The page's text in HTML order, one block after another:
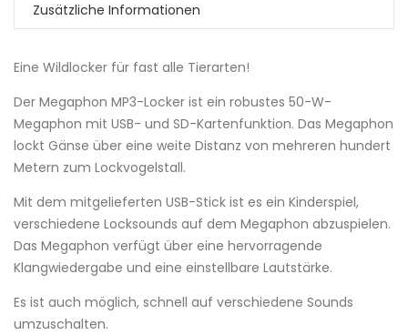
Zusätzliche Informationen
Eine Wildlocker für fast alle Tierarten!
Der Megaphon MP3-Locker ist ein robustes 50-W-
Megaphon mit USB- und SD-Kartenfunktion. Das Megaphon
lockt Gänse über eine weite Distanz von mehreren hundert
Metern zum Lockvogelstall.
Mit dem mitgelieferten USB-Stick ist es ein Kinderspiel,
verschiedene Locksounds auf dem Megaphon abzuspielen.
Das Megaphon verfügt über eine hervorragende
Klangwiedergabe und eine einstellbare Lautstärke.
Es ist auch möglich, schnell auf verschiedene Sounds
umzuschalten.